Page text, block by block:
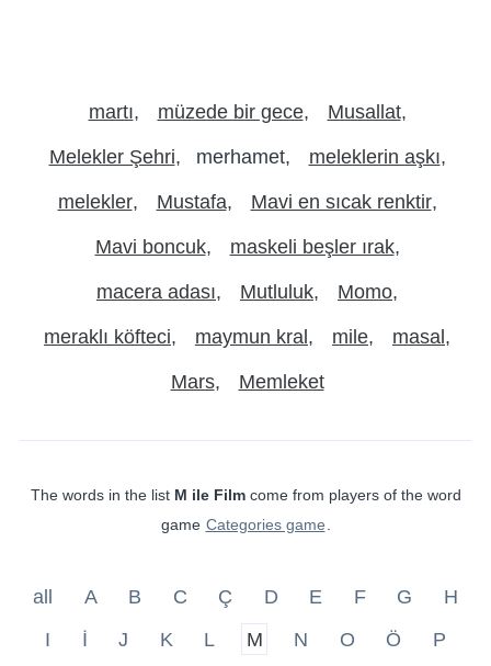
martı müzede bir gece Musallat
Melekler Şehri merhamet meleklerin aşkı
melekler Mustafa Mavi en sıcak renktir
Mavi boncuk maskeli beşler ırak
macera adası Mutluluk Momo
meraklı köfteci maymun kral mile masal
Mars Memleket
The words in the list M ile Filmcome from players of the word
game Categories game
all A B C Ç D E F G
H
I
İ J K L M N O Ö P